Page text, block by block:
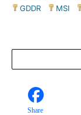
GDDR
MSI
Share